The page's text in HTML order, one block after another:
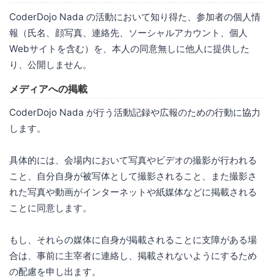
CoderDojo Nada の活動において知り得た、参加者の個人情
報（氏名、顔写真、連絡先、ソーシャルアカウント、個人
Webサイトを含む）を、本人の同意無しに他人に提供した
り、公開しません。
メディアへの掲載
CoderDojo Nada が行う活動記録や広報のための行動に協力
します。
具体的には、会場内において写真やビデオの撮影が行われる
こと、自分自身が被写体として撮影されること、また撮影さ
れた写真や動画がインターネットや紙媒体などに掲載される
ことに同意します。
もし、それらの媒体に自身が掲載されることに支障がある場
合は、事前に主宰者に連絡し、掲載されないようにするため
の配慮を申し出ます。